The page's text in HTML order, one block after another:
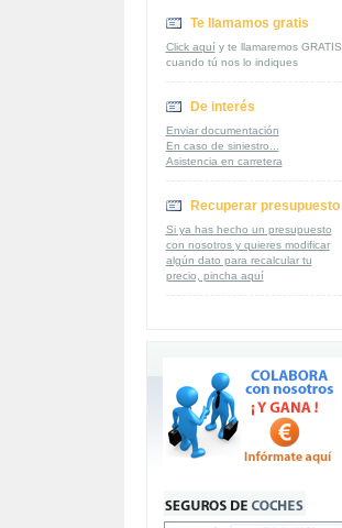
Te llamamos gratis
Click aquíy te llamaremos GRATIS
cuando tú nos lo indiques
De interés
Enviar documentación
En caso de siniestro...
Asistencia en carretera
Recuperar presupuesto
Si ya has hecho un presupuesto
con nosotros y quieres modificar
algún dato para recalcular tu
precio, pincha aquí